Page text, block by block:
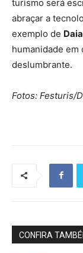
turismo será
abraçar a
exemplo de
humanidade em
deslumbrante.
Fotos: Festuris/
CONFIRA